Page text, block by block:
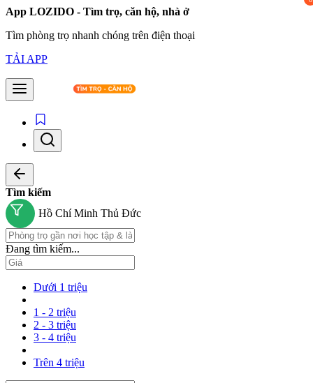
App LOZIDO - Tìm trọ, căn hộ, nhà ở
Tìm phòng trọ nhanh chóng trên điện thoại
TẢI APP
Tìm kiếm
Hồ Chí Minh Thủ Đức
Đang tìm kiếm...
Dưới 1 triệu
1 - 2 triệu
2 - 3 triệu
3 - 4 triệu
Trên 4 triệu